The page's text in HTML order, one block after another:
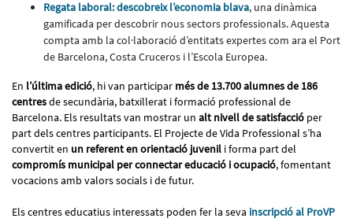
Regata laboral: descobreix l’economia blava, una dinàmica
gamificada per descobrir nous sectors professionals. Aquesta
compta amb la col·laboració d’entitats expertes com ara el Port
de Barcelona, Costa Cruceros i l’Escola Europea.
En l’última edició, hi van participar més de 13.700 alumnes de 186
centresde secundària, batxillerat i formació professional de
Barcelona. Els resultats van mostrar un alt nivell de satisfacció per
part dels centres participants. El Projecte de Vida Professional s’ha
convertit en un referent en orientació juvenil i forma part del
compromís municipal per connectar educació i ocupació, fomentant
vocacions amb valors socials i de futur.
Els centres educatius interessats poden fer la seva inscripció al ProVP